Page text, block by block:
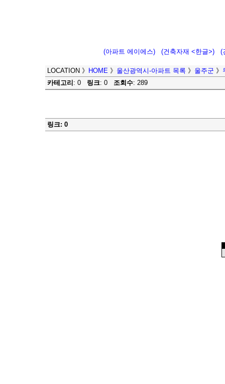
(아파트 에이에스) (건축자재 <한글>) (
LOCATION 》 HOME 》 울산광역시-아파트 목록 》 울주군 》
카테고리 : 0 링크: 0 조회수: 289
링크: 0